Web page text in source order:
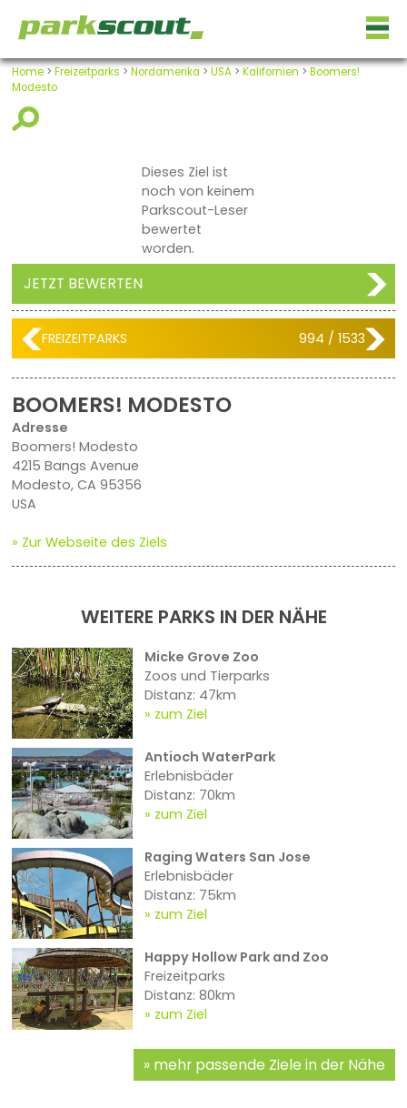
Home> Freizeitparks > Nordamerika > USA> Kalifornien > Boomers!
Modesto
Dieses Ziel ist
noch von keinem
Parkscout-Leser
bewertet
worden.
JETZT BEWERTEN
FREIZEITPARKS 994 / 1533
BOOMERS! MODESTO
Adresse
Boomers! Modesto
4215 Bangs Avenue
Modesto, CA 95356
USA
» Zur Webseite des Ziels
WEITERE PARKS IN DER NÄHE
Micke Grove Zoo
Zoos und Tierparks
Distanz: 47km
zum Ziel
Antioch WaterPark
Erlebnisbäder
Distanz: 70km
zum Ziel
Raging Waters San Jose
Erlebnisbäder
Distanz: 75km
zum Ziel
Happy Hollow Park and Zoo
Freizeitparks
Distanz: 80km
zum Ziel
mehr passende Ziele in der Nähe